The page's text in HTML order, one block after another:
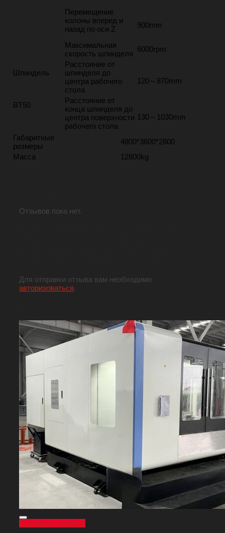
Перемещение
колоны вперед и
назад по оси Z
900mm
Шпиндель
BT50
Максимальная
скорость шпинделя
6000rpm
Расстояние от
шпинделя до
центра рабочего
стола
120～870mm
Расстояние от
конца шпинделя до
центра поверхности
рабочего стола
130～1030mm
Габаритные
розмеры
4800*3600*2800
Масса
12800kg
Отзывов пока нет.
Для отправки отзыва вам необходимо
авторизоваться.
Быстрый просмотр